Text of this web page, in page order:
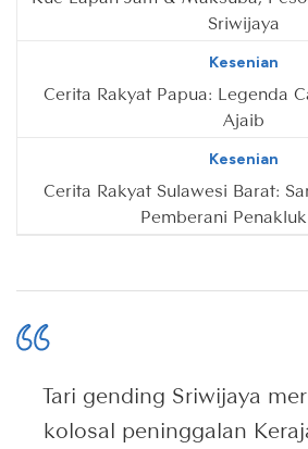
Sriwijaya
Kesenian
Cerita Rakyat Papua: Legenda
Ajaib
Kesenian
Cerita Rakyat Sulawesi Barat:
Pemberani
Tari gending Sriwijaya
kolosal peninggalan